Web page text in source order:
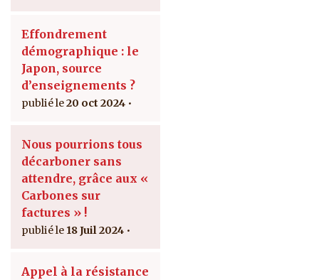
Effondrement
démographique : le
Japon, source
d’enseignements ?
20 oct 2024
Nous pourrions tous
décarboner sans
attendre, grâce aux «
Carbones sur
factures » !
18 Juil 2024
Appel à la résistance